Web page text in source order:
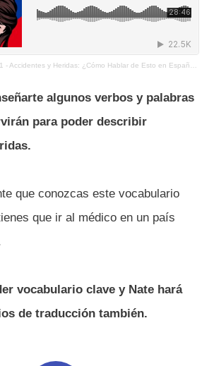
- Accidentes y Heridas: ¿Cómo Hablar de Esto en Español?
algunos verbos y palabras
para poder describir
que conozcas este vocabulario
que ir al médico en un país
vocabulario clave y Nate hará
de traducción también.